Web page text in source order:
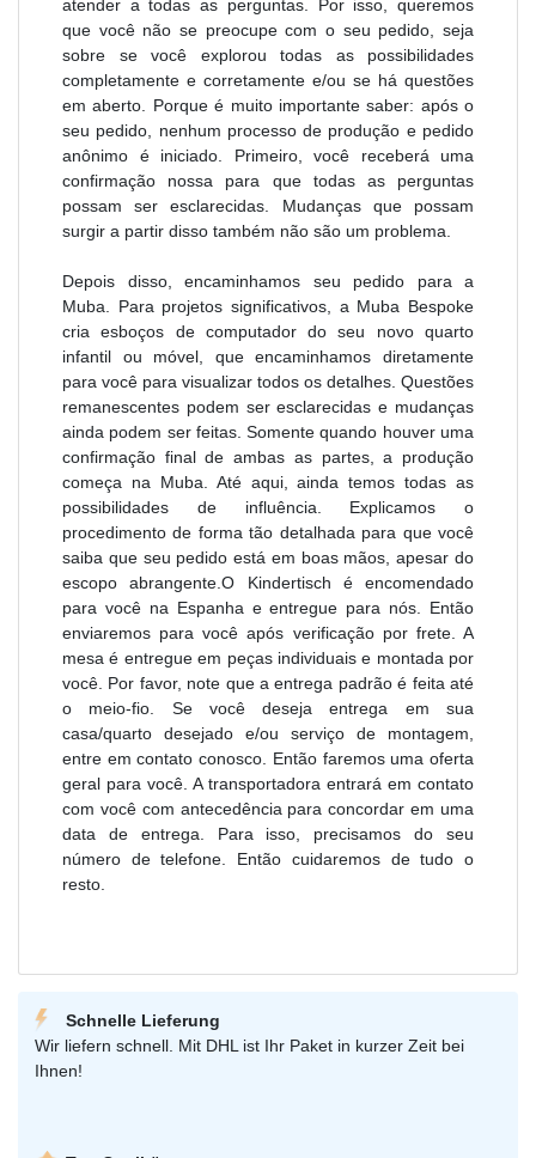
atender a todas as perguntas. Por isso, queremos
que você não se preocupe com o seu pedido, seja
sobre se você explorou todas as possibilidades
completamente e corretamente e/ou se há questões
em aberto. Porque é muito importante saber: após o
seu pedido, nenhum processo de produção e pedido
anônimo é iniciado. Primeiro, você receberá uma
confirmação nossa para que todas as perguntas
possam ser esclarecidas. Mudanças que possam
surgir a partir disso também não são um problema.
Depois disso, encaminhamos seu pedido para a
Muba. Para projetos significativos, a Muba Bespoke
cria esboços de computador do seu novo quarto
infantil ou móvel, que encaminhamos diretamente
para você para visualizar todos os detalhes. Questões
remanescentes podem ser esclarecidas e mudanças
ainda podem ser feitas. Somente quando houver uma
confirmação final de ambas as partes, a produção
começa na Muba. Até aqui, ainda temos todas as
possibilidades de influência. Explicamos o
procedimento de forma tão detalhada para que você
saiba que seu pedido está em boas mãos, apesar do
escopo abrangente.O Kindertisch é encomendado
para você na Espanha e entregue para nós. Então
enviaremos para você após verificação por frete. A
mesa é entregue em peças individuais e montada por
você. Por favor, note que a entrega padrão é feita até
o meio-fio. Se você deseja entrega em sua
casa/quarto desejado e/ou serviço de montagem,
entre em contato conosco. Então faremos uma oferta
geral para você. A transportadora entrará em contato
com você com antecedência para concordar em uma
data de entrega. Para isso, precisamos do seu
número de telefone. Então cuidaremos de tudo o
resto.
Schnelle Lieferung
Wir liefern schnell. Mit DHL ist Ihr Paket in kurzer Zeit bei
Ihnen!